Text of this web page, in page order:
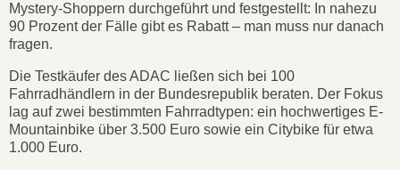
Mystery-Shoppern durchgeführt und festgestellt: In nahezu
90 Prozent der Fälle gibt es Rabatt – man muss nur danach
fragen.
Die Testkäufer des ADAC ließen sich bei 100
Fahrradhändlern in der Bundesrepublik beraten. Der Fokus
lag auf zwei bestimmten Fahrradtypen: ein hochwertiges E-
Mountainbike über 3.500 Euro sowie ein Citybike für etwa
1.000 Euro.